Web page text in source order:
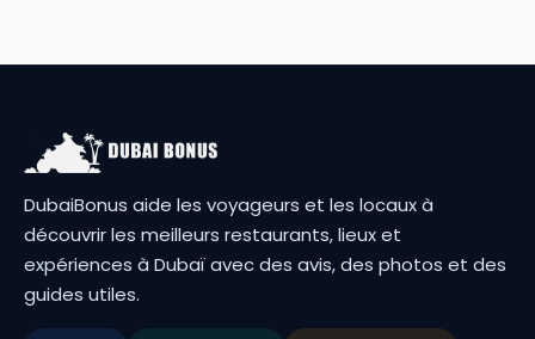
DubaiBonus aide les voyageurs et les locaux à
découvrir les meilleurs restaurants, lieux et
expériences à Dubaï avec des avis, des photos et des
guides utiles.